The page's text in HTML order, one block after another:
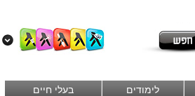
לימודים בעלי חיים